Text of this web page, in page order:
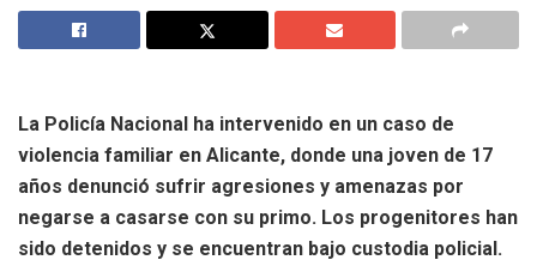
La Policía Nacional ha intervenido en un caso de
violencia familiar en Alicante, donde una joven de 17
años denunció sufrir agresiones y amenazas por
negarse a casarse con su primo. Los progenitores han
sido detenidos y se encuentran bajo custodia policial.